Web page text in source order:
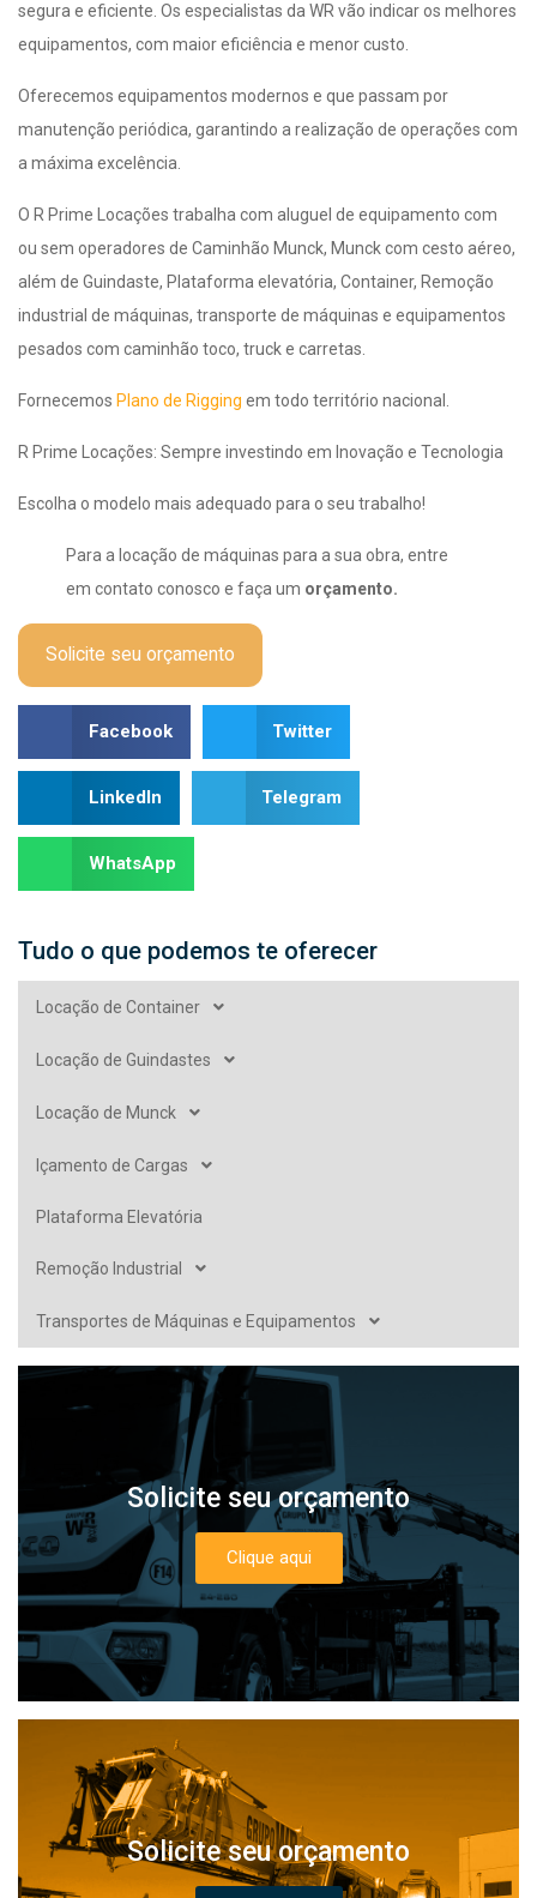
segura e eficiente. Os especialistas da WR vão indicar os melhores
equipamentos, com maior eficiência e menor custo.
Oferecemos equipamentos modernos e que passam por
manutenção periódica, garantindo a realização de operações com
a máxima excelência.
O R Prime Locações trabalha com aluguel de equipamento com
ou sem operadores de Caminhão Munck, Munck com cesto aéreo,
além de Guindaste, Plataforma elevatória, Container, Remoção
industrial de máquinas, transporte de máquinas e equipamentos
pesados com caminhão toco, truck e carretas.
Fornecemos Plano de Rigging em todo território nacional.
R Prime Locações: Sempre investindo em Inovação e Tecnologia
Escolha o modelo mais adequado para o seu trabalho!
Para a locação de máquinas para a sua obra, entre
em contato conosco e faça um orçamento.
Solicite seu orçamento
Facebook Twitter
LinkedIn Telegram
WhatsApp
Tudo o que podemos te oferecer
Locação de Container
Locação de Guindastes
Locação de Munck
Içamento de Cargas
Plataforma Elevatória
Remoção Industrial
Transportes de Máquinas e Equipamentos
Solicite seu orçamento
Clique aqui
Solicite seu orçamento